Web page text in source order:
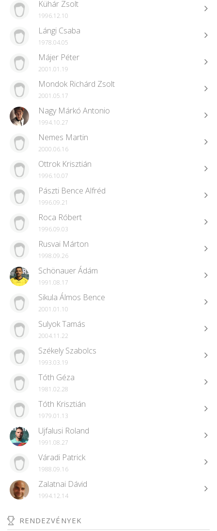
Kühár Zsolt
1996.12.10
Lángi Csaba
1978.04.05
Májer Péter
2001.01.19
Mondok Richárd Zsolt
2001.05.17
Nagy Márkó Antonio
1994.10.27
Nemes Martin
2000.06.16
Ottrok Krisztián
1996.10.07
Pászti Bence Alfréd
1996.09.21
Roca Róbert
1996.09.03
Rusvai Márton
1998.09.26
Schönauer Ádám
1991.08.17
Sikula Álmos Bence
2001.01.10
Sulyok Tamás
2004.11.22
Székely Szabolcs
1993.03.19
Tóth Géza
1981.02.28
Tóth Krisztián
1979.01.13
Ujfalusi Roland
1991.08.27
Váradi Patrick
1988.09.16
Zalatnai Dávid
1994.12.14
RENDEZVÉNYEK